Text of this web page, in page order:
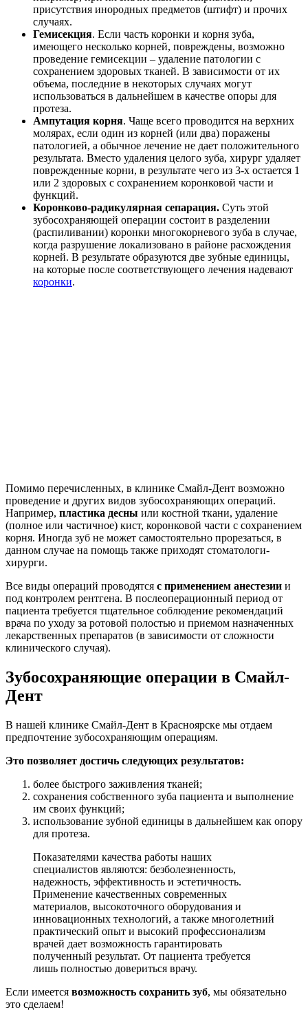
присутствия инородных предметов (штифт) и прочих
случаях.
Гемисекция. Если часть коронки и корня зуба,
имеющего несколько корней, повреждены, возможно
проведение гемисекции – удаление патологии с
сохранением здоровых тканей. В зависимости от их
объема, последние в некоторых случаях могут
использоваться в дальнейшем в качестве опоры для
протеза.
Ампутация корня. Чаще всего проводится на верхних
молярах, если один из корней (или два) поражены
патологией, а обычное лечение не дает положительного
результата. Вместо удаления целого зуба, хирург удаляет
поврежденные корни, в результате чего из 3-х остается 1
или 2 здоровых с сохранением коронковой части и
функций.
Коронково-радикулярная сепарация. Суть этой
зубосохраняющей операции состоит в разделении
(распиливании) коронки многокорневого зуба в случае,
когда разрушение локализовано в районе расхождения
корней. В результате образуются две зубные единицы,
на которые после соответствующего лечения надевают
коронки.
Помимо перечисленных, в клинике Смайл-Дент возможно
проведение и других видов зубосохраняющих операций.
Например, пластика десны или костной ткани, удаление
(полное или частичное) кист, коронковой части с сохранением
корня. Иногда зуб не может самостоятельно прорезаться, в
данном случае на помощь также приходят стоматологи-
хирурги.
Все виды операций проводятся с применением анестезии и
под контролем рентгена. В послеоперационный период от
пациента требуется тщательное соблюдение рекомендаций
врача по уходу за ротовой полостью и приемом назначенных
лекарственных препаратов (в зависимости от сложности
клинического случая).
Зубосохраняющие операции в Смайл-
Дент
В нашей клинике Смайл-Дент в Красноярске мы отдаем
предпочтение зубосохраняющим операциям.
Это позволяет достичь следующих результатов:
более быстрого заживления тканей;
сохранения собственного зуба пациента и выполнение
им своих функций;
использование зубной единицы в дальнейшем как опору
для протеза.
Показателями качества работы наших
специалистов являются: безболезненность,
надежность, эффективность и эстетичность.
Применение качественных современных
материалов, высокоточного оборудования и
инновационных технологий, а также многолетний
практический опыт и высокий профессионализм
врачей дает возможность гарантировать
полученный результат. От пациента требуется
лишь полностью довериться врачу.
Если имеется возможность сохранить зуб, мы обязательно
это сделаем!